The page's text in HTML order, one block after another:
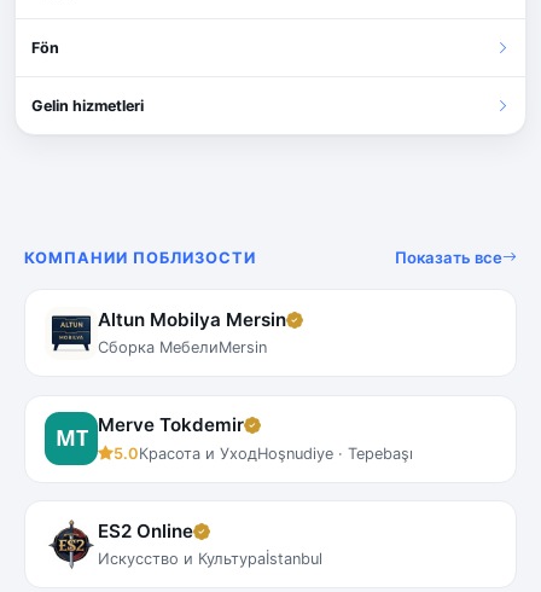
Fön
Gelin hizmetleri
КОМПАНИИ ПОБЛИЗОСТИ Показать все
Altun Mobilya Mersin
Сборка МебелиMersin
Merve Tokdemir
5.0Красота и УходHoşnudiye · Tepebaşı
ES2 Online
Искусство и Культураİstanbul